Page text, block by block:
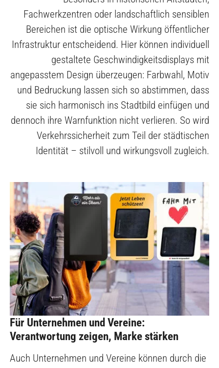
Fachwerkzentren oder landschaftlich sensiblen
Bereichen ist die optische Wirkung öffentlicher
Infrastruktur entscheidend. Hier können individuell
gestaltete Geschwindigkeitsdisplays mit
angepasstem Design überzeugen: Farbwahl, Motiv
und Bedruckung lassen sich so abstimmen, dass
sie sich harmonisch ins Stadtbild einfügen und
dennoch ihre Warnfunktion nicht verlieren. So wird
Verkehrssicherheit zum Teil der städtischen
Identität – stilvoll und wirkungsvoll zugleich.
Für Unternehmen und Vereine:
Verantwortung zeigen, Marke stärken
Auch Unternehmen und Vereine können durch die